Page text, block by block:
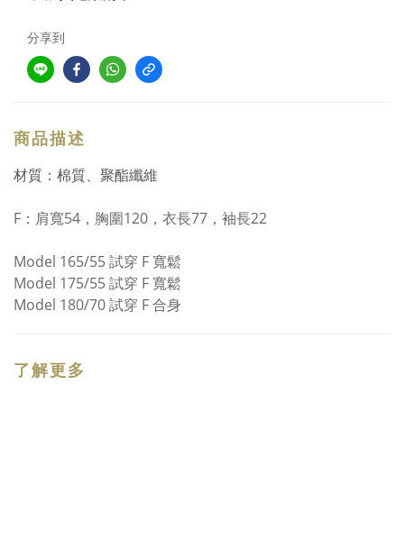
分享到
商品描述
材質：棉質、聚酯纖維
F： 肩寬54，胸圍120，衣長77，袖長22
Model 165/55 試穿 F 寬鬆
Model 175/55 試穿 F 寬鬆
Model 180/70 試穿 F 合身
了解更多